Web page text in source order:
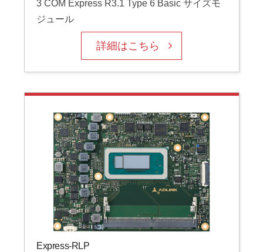
3 COM Express R3.1 Type 6 Basic サイズモ
ジュール
詳細はこちら
Express-RLP